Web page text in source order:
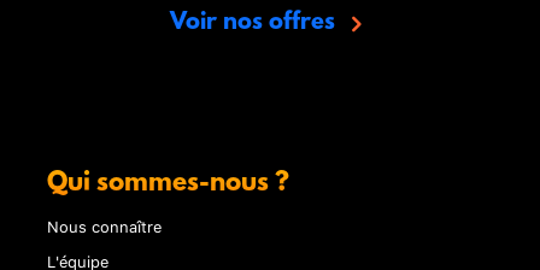
Voir nos offres
Qui sommes-nous ?
Nous connaître
L'équipe